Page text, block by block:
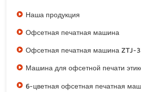
Наша продукция
Офсетная печатная машина
Офсетная печатная машина ZTJ-
Машина для офсетной печати
6-цветная офсетная печатная